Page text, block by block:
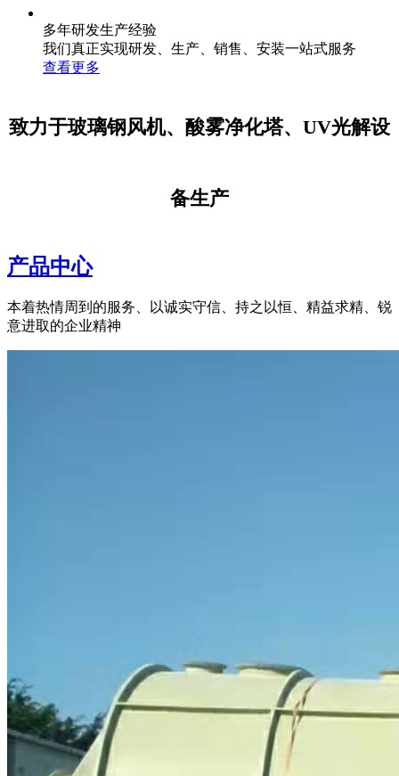
多年研发生产经验
我们真正实现研发、生产、销售、安装一站式服务
查看更多
致力于玻璃钢风机、酸雾净化塔、UV光解设
备生产
产品中心
本着热情周到的服务、以诚实守信、持之以恒、精益求精、锐
意进取的企业精神